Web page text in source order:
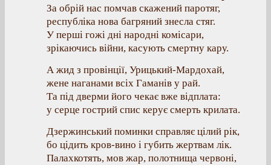
За обрій нас помчав скажений паротяг,
республіка нова багряний знесла стяг.
У перші гожі дні народні комісари,
зрікаючись війни, касують смертну кару.
А жид з провінції, Урицький-Мардохай,
жене наганами всіх Гаманів у рай.
Та під дверми його чекає вже відплата:
у серце гострий спис керує смерть крилата.
Дзержинський поминки справляє цілий рік,
бо цідить кров-вино і губить жертвам лік.
Палахкотять, мов жар, полотнища червоні,